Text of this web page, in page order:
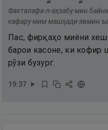
Фахталафа-л-аҳзабу мин
кафару мим машҳади явмин
Пас, фирқаҳо миёни
барои касоне, ки кофир
рӯзи бузург.
19:37